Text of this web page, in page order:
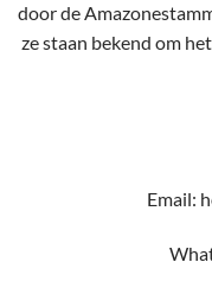
door de
ze staan ​​bekend om
Email: